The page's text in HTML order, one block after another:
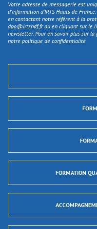
Votre adresse de messagerie est
d'information d’IRTS Hauts de
en contactant notre référent à la
dpo@irtshdf.frou en cliquant sur le
newsletter. Pour en savoir plus sur
notre politique de confidentialité
FORMATION